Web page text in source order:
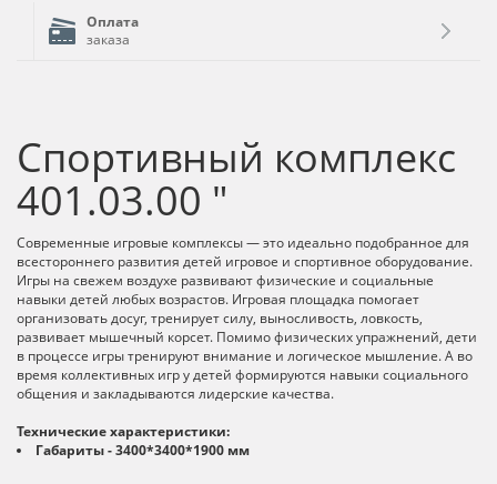
Оплата
заказа
Спортивный комплекс
401.03.00 "
Современные игровые комплексы — это идеально подобранное для
всестороннего развития детей игровое и спортивное оборудование.
Игры на свежем воздухе развивают физические и социальные
навыки детей любых возрастов. Игровая площадка помогает
организовать досуг, тренирует силу, выносливость, ловкость,
развивает мышечный корсет. Помимо физических упражнений, дети
в процессе игры тренируют внимание и логическое мышление. А во
время коллективных игр у детей формируются навыки социального
общения и закладываются лидерские качества.
Технические характеристики:
Габариты - 3400*3400*1900 мм